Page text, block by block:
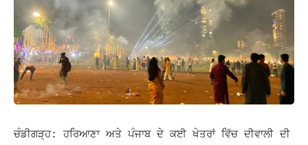
ਚੰਡੀਗੜ੍ਹ: ਹਰਿਆਣਾ ਅਤੇ ਪੰਜਾਬ ਦੇ ਕਈ ਖੇਤਰਾਂ ਵਿੱਚ ਦੀਵਾਲੀ ਦੀ